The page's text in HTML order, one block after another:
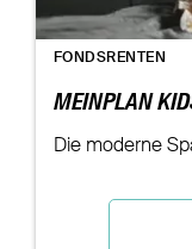
FONDSRENTEN
MEINPLAN
Die moderne